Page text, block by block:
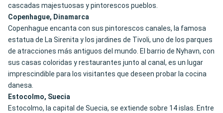
cascadas majestuosas y pintorescos pueblos.
Copenhague, Dinamarca
Copenhague encanta con sus pintorescos canales, la famosa
estatua de La Sirenita y los jardines de Tivoli, uno de los parques
de atracciones más antiguos del mundo. El barrio de Nyhavn, con
sus casas coloridas y restaurantes junto al canal, es un lugar
imprescindible para los visitantes que deseen probar la cocina
danesa.
Estocolmo, Suecia
Estocolmo, la capital de Suecia, se extiende sobre 14 islas. Entre